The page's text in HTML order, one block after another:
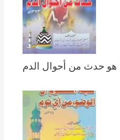
هو حدث من أحوال الدم